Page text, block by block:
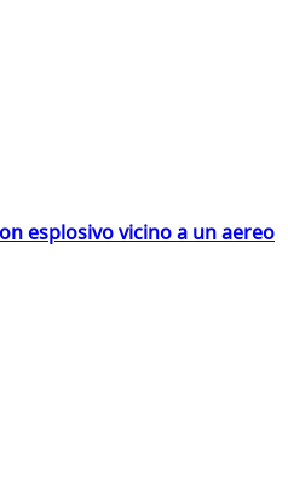
esplosivo vicino a un aereo